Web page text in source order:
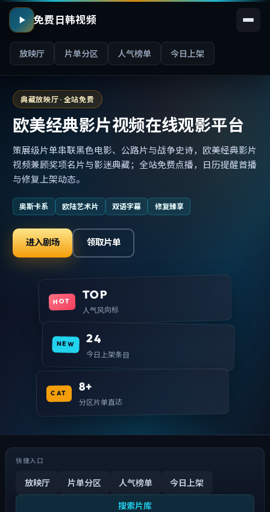
免费日韩视频
放映厅 片单分区 人气榜单 今日上架
典藏放映厅 · 全站免费
欧美经典影片视频在线观影平台
策展级片单串联黑色电影、公路片与战争史诗，欧美经典影片
视频兼顾奖项名片与影迷典藏；全站免费点播，日历提醒首播
与修复上架动态。
奥斯卡系 欧陆艺术片 双语字幕 修复臻享
进入剧场 领取片单
HOT TOP
人气风向标
NEW 24
今日上架条目
CAT 8+
分区片单直达
快捷入口
放映厅 片单分区 人气榜单 今日上架
搜索片库